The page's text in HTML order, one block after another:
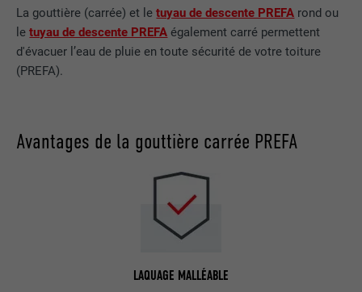
La gouttière (carrée) et letuyau de descente PREFA rond ou
letuyau de descente PREFA également carré permettent
d'évacuer l’eau de pluie en toute sécurité de votre toiture
(PREFA).
Avantages de la gouttière carrée PREFA
LAQUAGE MALLÉABLE